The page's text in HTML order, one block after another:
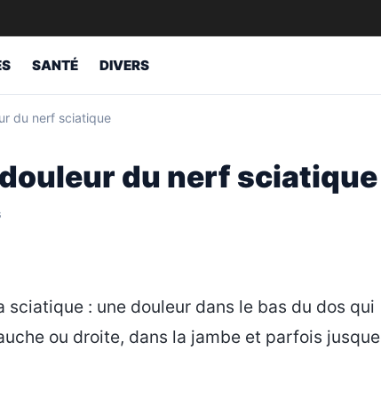
SANTÉ DIVERS
du nerf sciatique
du nerf sciatique
: une douleur dans le bas du dos qui
ou droite, dans la jambe et parfois jusque